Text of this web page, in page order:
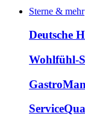
Sterne & mehr
Deutsche
Wohlfühl-